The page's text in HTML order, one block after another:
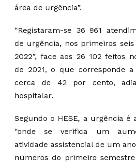
área de urgência”.
“Registaram-se 36 961
de urgência, nos primeiros
2022”, face aos 26 102 feitos
de 2021, o que corresponde
cerca de 42 por cento,
hospitalar.
Segundo o HESE, a urgência é
“onde se verifica um
atividade assistencial de um
números do primeiro